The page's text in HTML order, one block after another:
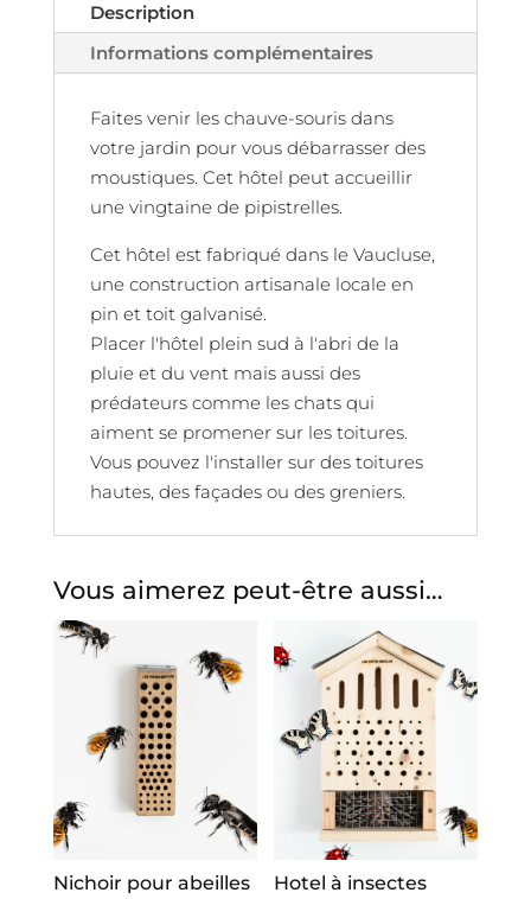
Description
Informations complémentaires
Faites venir les chauve-souris dans
votre jardin pour vous débarrasser des
moustiques. Cet hôtel peut accueillir
une vingtaine de pipistrelles.
Cet hôtel est fabriqué dans le Vaucluse,
une construction artisa­nale locale en
pin et toit galvanisé.
Placer l'hôtel plein sud à l'abri de la
pluie et du vent mais aussi des
prédateurs comme les chats qui
aiment se promener sur les toitures.
Vous pouvez l'installer sur des toitures
hautes, des façades ou des greniers.
Vous aimerez peut-être aussi…
Nichoir pour abeilles
Hotel à insectes